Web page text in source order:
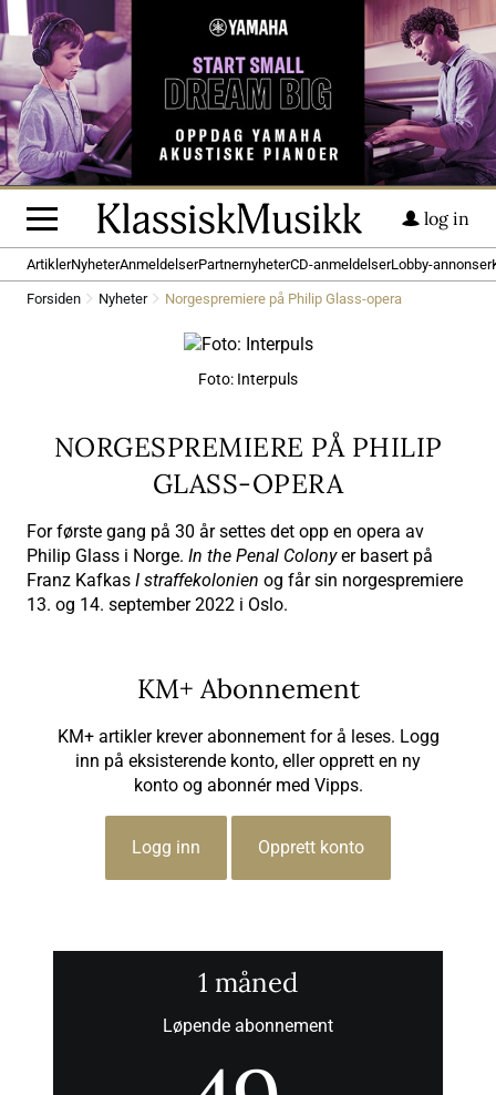
log in
ArtiklerNyheterAnmeldelserPartnernyheterCD-anmeldelserLobby-annonser
Forsiden Nyheter Norgespremiere på Philip Glass-opera
Foto: Interpuls
NORGESPREMIERE PÅ PHILIP
GLASS-OPERA
For første gang på 30 år settes det opp en opera av
Philip Glass i Norge. In the Penal Colonyer basert på
Franz Kafkas I straffekolonien og får sin norgespremiere
13. og 14. september 2022 i Oslo.
KM+ Abonnement
KM+ artikler krever abonnement for å leses. Logg
inn på eksisterende konto, eller opprett en ny
konto og abonnér med Vipps.
Logg inn Opprett konto
1 måned
Løpende abonnement